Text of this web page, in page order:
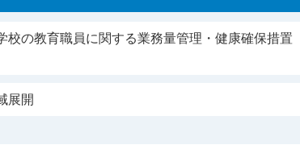
校の教育職員に関する業務量管理・健康確保措置
展開